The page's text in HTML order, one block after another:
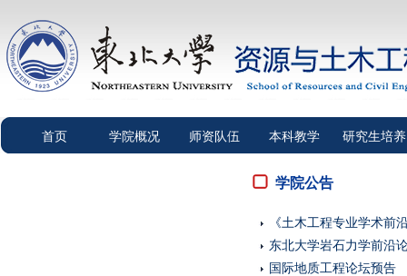
首页 学院概况 师资队伍 本科教学 研究生培养
学院公告
《土木工程专业学术前
东北大学岩石力学前沿
国际地质工程论坛预告